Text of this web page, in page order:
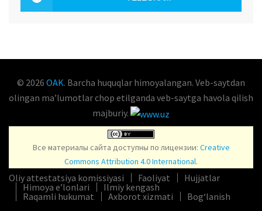
© 2026 OAK. Barcha huquqlar himoyalangan. Veb-saytdan
olingan maʼlumotlar chop etilganda veb-saytga havola qilish
majburiy.
Все материалы сайта доступны по лицензии: Creative
Commons Attribution 4.0 International.
Oliy attestatsiya komissiyasi Faoliyat
Hujjatlar
Himoya e’lonlari
Ilmiy kengash
Raqamli hukumat
Axborot xizmati Bog‘lanish